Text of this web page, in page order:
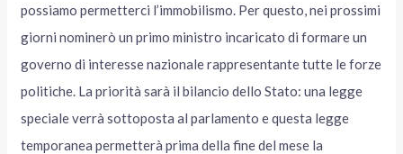
possiamo permetterci l’immobilismo. Per questo, nei prossimi
giorni nominerò un primo ministro incaricato di formare un
governo di interesse nazionale rappresentante tutte le forze
politiche. La priorità sarà il bilancio dello Stato: una legge
speciale verrà sottoposta al parlamento e questa legge
temporanea permetterà prima della fine del mese la